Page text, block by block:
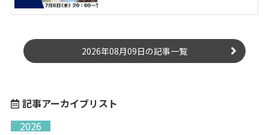
2026年08月09日の記事一覧
記事アーカイブリスト
2026